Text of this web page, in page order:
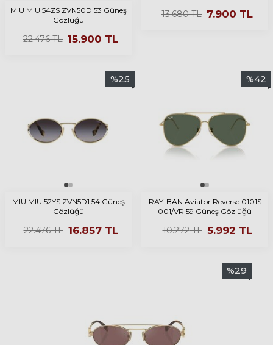
MIU MIU 54ZS ZVN50D 53 Güneş
Gözlüğü
22.476TL 15.900 TL
13.680TL 7.900 TL
%25
MIU MIU 52YS ZVN5D1 54 Güneş
Gözlüğü
22.476TL 16.857TL
%42
RAY-BAN Aviator Reverse 0101S
001/VR 59 Güneş Gözlüğü
10.272TL 5.992 TL
%29